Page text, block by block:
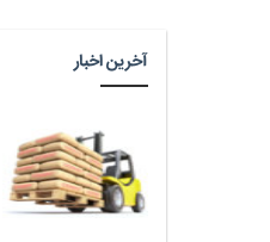
آخرین اخبار